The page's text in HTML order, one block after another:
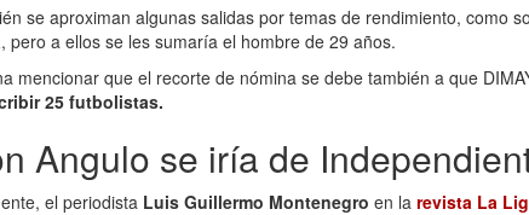
se aproximan algunas salidas por temas de rendimiento, como
, pero a ellos se les sumaría el hombre de 29 años.
mencionar que el recorte de nómina se debe también a que
25 futbolistas.
Angulo se iría de
el periodista Luis Guillermo Montenegro en la revista La